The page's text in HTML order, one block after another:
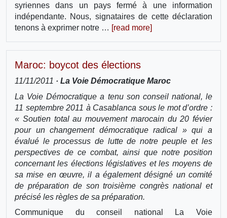
syriennes dans un pays fermé à une information
indépendante. Nous, signataires de cette déclaration
tenons à exprimer notre … [read more]
Maroc: boycot des élections
11/11/2011 · La Voie Démocratique Maroc
La Voie Démocratique a tenu son conseil national, le
11 septembre 2011 à Casablanca sous le mot d’ordre :
« Soutien total au mouvement marocain du 20 févier
pour un changement démocratique radical » qui a
évalué le processus de lutte de notre peuple et les
perspectives de ce combat, ainsi que notre position
concernant les élections législatives et les moyens de
sa mise en œuvre, il a également désigné un comité
de préparation de son troisième congrès national et
précisé les règles de sa préparation.
Communique du conseil national La Voie